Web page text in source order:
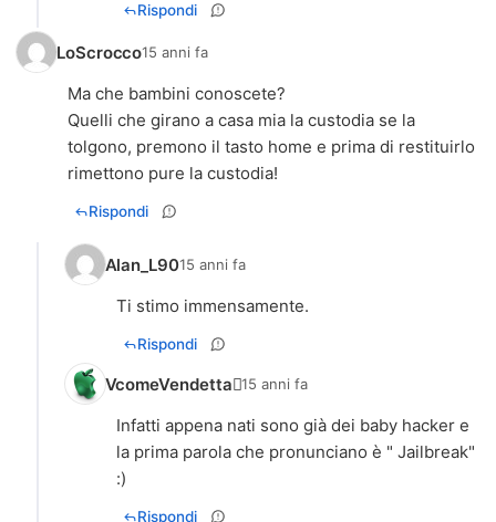
Rispondi
LoScrocco15 anni fa
Ma che bambini conoscete?
Quelli che girano a casa mia la custodia se la
tolgono, premono il tasto home e prima di restituirlo
rimettono pure la custodia!
Rispondi
Alan_L9015 anni fa
Ti stimo immensamente.
Rispondi
VcomeVendetta15 anni fa
Infatti appena nati sono già dei baby hacker e
la prima parola che pronunciano è " Jailbreak"
:)
Rispondi